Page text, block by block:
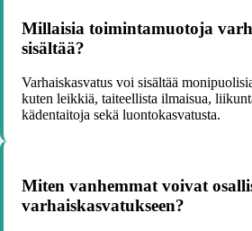
Millaisia toimintamuotoja
sisältää?
Varhaiskasvatus voi sisältää
kuten leikkiä, taiteellista ilmaisua,
kädentaitoja sekä luontokasvatusta.
Miten vanhemmat voivat
varhaiskasvatukseen?